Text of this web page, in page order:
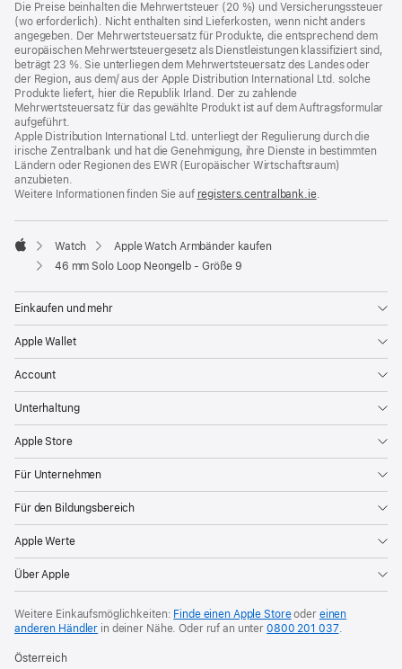
Die Preise beinhalten die Mehrwertsteuer (20 %) und Versicherungssteuer
(wo erforderlich). Nicht enthalten sind Lieferkosten, wenn nicht anders
angegeben. Der Mehrwertsteuersatz für Produkte, die entsprechend dem
europäischen Mehrwertsteuergesetz als Dienstleistungen klassifiziert sind,
beträgt 23 %. Sie unterliegen dem Mehrwertsteuersatz des Landes oder
der Region, aus dem/ aus der Apple Distribution International Ltd. solche
Produkte liefert, hier die Republik Irland. Der zu zahlende
Mehrwertsteuersatz für das gewählte Produkt ist auf dem Auftragsformular
aufgeführt.
Apple Distribution International Ltd. unterliegt der Regulierung durch die
irische Zentralbank und hat die Genehmigung, ihre Dienste in bestimmten
Ländern oder Regionen des EWR (Europäischer Wirtschaftsraum)
anzubieten.
Weitere Informationen finden Sie auf registers.centralbank.ie(Öffnet
neues
.
Apple
Watch
Apple Watch Armbänder kaufen
46 mm Solo Loop Neongelb - Größe 9
Einkaufen und mehr
Apple Wallet
Account
Unterhaltung
Apple Store
Für Unternehmen
Für den Bildungsbereich
Apple Werte
Über Apple
Weitere Einkaufsmöglichkeiten: Finde einen Apple Storeoder einen
anderen Händler in deiner Nähe. Oder ruf an unter0800 201 037.
Österreich